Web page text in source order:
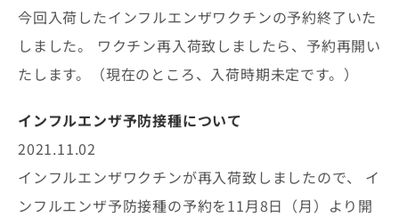
今回入荷したインフルエンザワクチンの予約終了いた
しました。 ワクチン再入荷致しましたら、予約再開い
たします。（現在のところ、入荷時期未定です。）
インフルエンザ予防接種について
2021.11.02
インフルエンザワクチンが再入荷致しましたので、 イ
ンフルエンザ予防接種の予約を11月8日（月）より開